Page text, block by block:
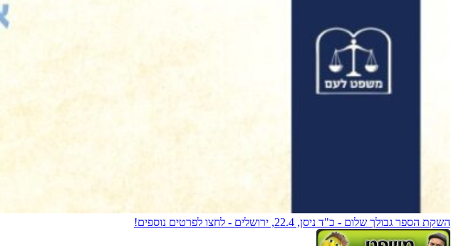
השקת הספר גבולך שלום - כ"ד ניסן, 22.4, ירושלים - לחצו לפרטים נוספים!